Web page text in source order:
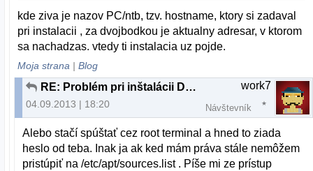
kde ziva je nazov PC/ntb, tzv. hostname, ktory si zadaval
pri instalacii , za dvojbodkou je aktualny adresar, v ktorom
sa nachadzas. vtedy ti instalacia uz pojde.
Moja strana |Blog
RE: Problém pri inštalácii Debian 7.1.0
04.09.2013 | 18:20
work7
Návštevník
Alebo stačí spúštať cez root terminal a hned to ziada
heslo od teba. Inak ja ak ked mám práva stále nemôžem
pristúpiť na /etc/apt/sources.list . Píše mi ze prístup